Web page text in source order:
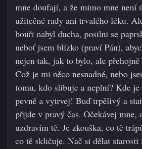
mne doufají, a že mimo mne není
užitečné rady ani trvalého léku.
bouři nabyl ducha, posilni se
neboť jsem blízko (praví Pán),
nejen tak, jak to bylo, ale přehojně
Což je mi něco nesnadné, nebo
tomu, kdo slibuje a neplní? Kde
pevně a vytrvej! Buď trpělivý a
přijde v pravý čas. Očekávej mne,
uzdravím tě. Je zkouška, co tě
co tě skličuje. Nač si dělat starosti